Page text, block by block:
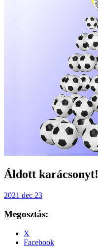
Áldott karácsonyt!
2021 dec 23
Megosztás:
X
Facebook